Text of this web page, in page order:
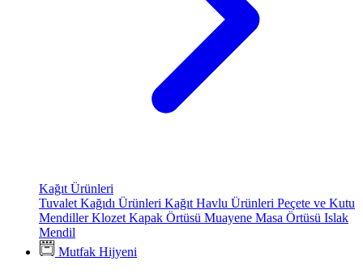
Kağıt Ürünleri
Tuvalet Kağıdı Ürünleri Kağıt Havlu Ürünleri Peçete ve Kutu
MendillerKlozet Kapak Örtüsü Muayene Masa Örtüsü Islak
Mendil
Mutfak Hijyeni